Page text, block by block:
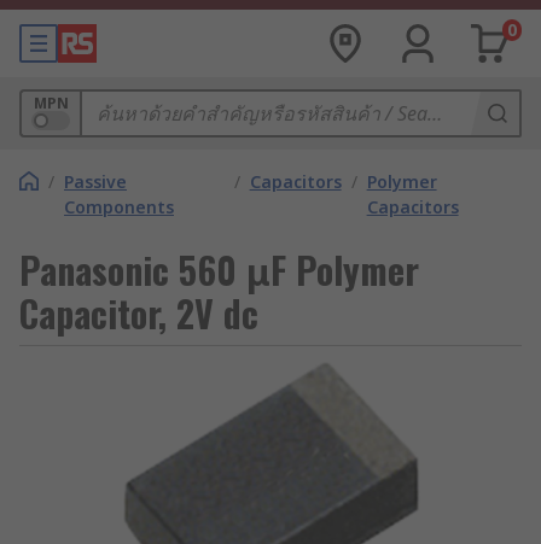
0
MPN
/ Passive
Components
/ Capacitors / Polymer
Capacitors
Panasonic 560 μF Polymer
Capacitor, 2V dc